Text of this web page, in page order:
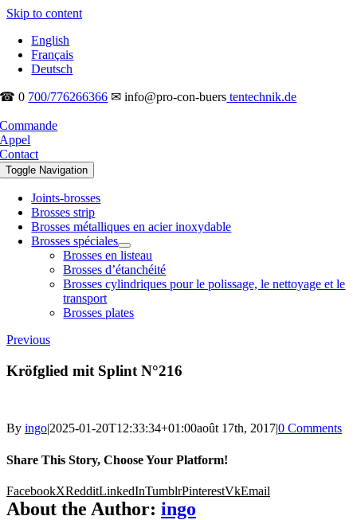
Skip to content
English
Français
Deutsch
☎ 0 700/776266366 ✉ info@pro-con-buers tentechnik.de
Commande
Appel
Contact
Toggle Navigation
Joints-brosses
Brosses strip
Brosses métalliques en acier inoxydable
Brosses spéciales
Brosses en listeau
Brosses d’étanchéité
Brosses cylindriques pour le polissage, le nettoyage et le
transport
Brosses plates
Previous
Kröfglied mit Splint N°216
By ingo|2025-01-20T12:33:34+01:00août 17th, 2017|0 Comments
Share This Story, Choose Your Platform!
FacebookXRedditLinkedInTumblrPinterestVkEmail
About the Author: ingo